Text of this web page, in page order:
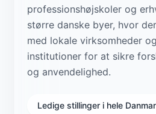
professionshøjskoler og
større danske byer, hvor
med lokale virksomheder
institutioner for at sikre
og anvendelighed.
Ledige stillinger i hele